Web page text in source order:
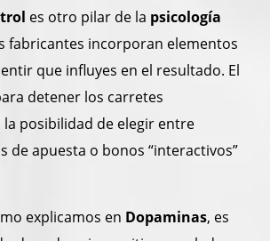
es otro pilar de la psicología
fabricantes incorporan elementos
que influyes en el resultado. El
detener los carretes
posibilidad de elegir entre
de apuesta o bonos “interactivos”
explicamos en Dopaminas, es